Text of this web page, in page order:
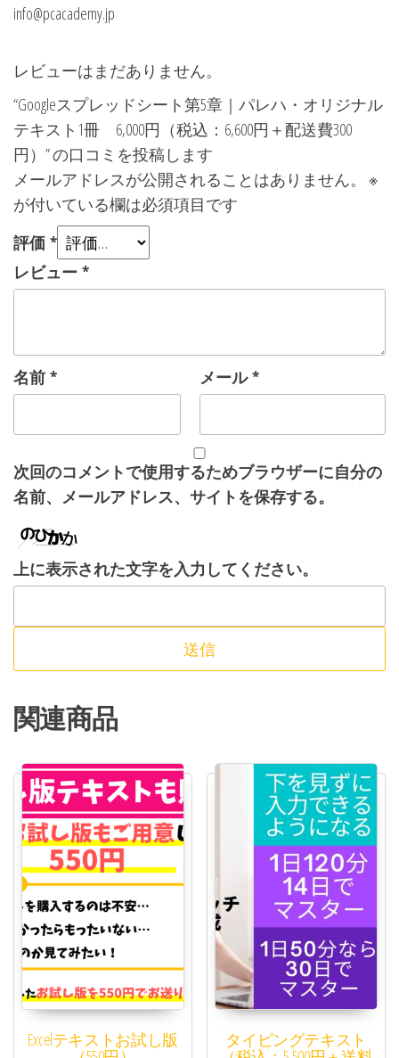
info@pcacademy.jp
レビューはまだありません。
“Googleスプレッドシート第5章｜パレハ・オリジナル
テキスト1冊 6,000円（税込：6,600円＋配送費300
円）” の口コミを投稿します
メールアドレスが公開されることはありません。
※
が付いている欄は必須項目です
評価 *
レビュー *
名前 * メール*
次回のコメントで使用するためブラウザーに自分の
名前、メールアドレス、サイトを保存する。
上に表示された文字を入力してください。
関連商品
Excelテキストお試し版 タイピングテキスト